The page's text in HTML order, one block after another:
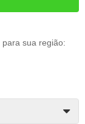
sua região: